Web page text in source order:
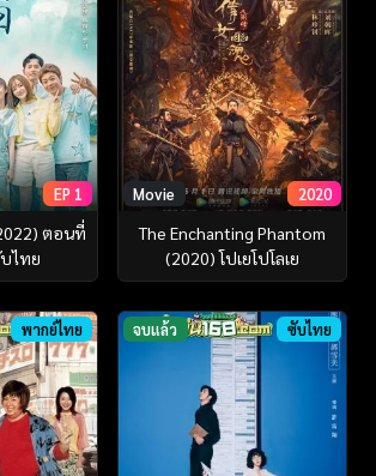
EP 1
ตอนที่
ไทย
Movie 2020
The Enchanting Phantom
(2020) โปเยโปโลเย
พากย์ไทย จบแล้ว ซับไทย